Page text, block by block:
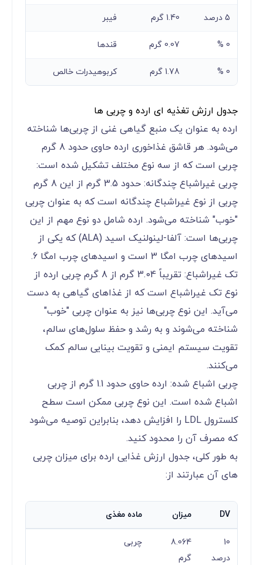
5 درصد 1.40 گرم فیبر
0 % 0.07 گرم قندها
0 % 1.78 گرم کربوهیدرات خالص
جدول ارزش تغذیه ای ارده و چربی ها
ارده به عنوان یک منبع گیاهی غنی از چربی‌ها شناخته
می‌شود. هر قاشق غذاخوری ارده حاوی حدود 8 گرم
چربی است که از سه نوع مختلف تشکیل شده است:
چربی غیراشباع چندگانه: حدود 3.5 گرم از این 8 گرم
چربی از نوع غیراشباع چندگانه است که به عنوان چربی
"خوب" شناخته می‌شود. ارده شامل دو نوع مهم از این
چربی‌ها است: آلفا-لینولنیک اسید (ALA) که یکی از
اسیدهای چرب امگا 3 است و اسیدهای چرب امگا 6.
تک غیراشباع: تقریباً 3.04 گرم از 8 گرم چربی ارده از
نوع تک غیراشباع است که از غذاهای گیاهی به دست
می‌آید. این نوع چربی‌ها نیز به عنوان چربی "خوب"
شناخته می‌شوند و به رشد و حفظ سلول‌های سالم،
تقویت سیستم ایمنی و تقویت بینایی سالم کمک
می‌کنند.
چربی اشباع شده: ارده حاوی حدود 1.1 گرم از چربی
اشباع شده است. این نوع چربی ممکن است سطح
کلسترول LDL را افزایش دهد، بنابراین توصیه می‌شود
که مصرف آن را محدود کنید.
به طور کلی، جدول ارزش غذایی ارده برای میزان چربی
های آن عبارتند از:
DV میزان ماده مغذی
10
درصد
8.064
گرم
چربی